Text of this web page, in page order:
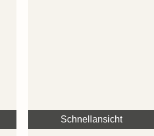
Schnellansicht